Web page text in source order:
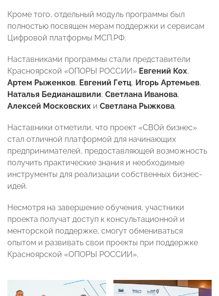
Кроме того, отдельный модуль программы был
полностью посвящен мерам поддержки и сервисам
Цифровой платформы МСП.РФ.
Наставниками программы стали представители
Красноярской «ОПОРЫ РОССИИ» Евгений Кох,
Артем Рыженков, Евгений Гетц, Игорь Артемьев,
Наталья Бедианашвили, Светлана Иванова,
Алексей Московских и Светлана Рыжкова.
Наставники отметили, что проект «СВОй бизнес»
стал отличной платформой для начинающих
предпринимателей, предоставляющей возможность
получить практические знания и необходимые
инструменты для реализации собственных бизнес-
идей.
Несмотря на завершение обучения, участники
проекта получат доступ к консультационной и
менторской поддержке, смогут обмениваться
опытом и развивать свои проекты при поддержке
Красноярской «ОПОРЫ РОССИИ».